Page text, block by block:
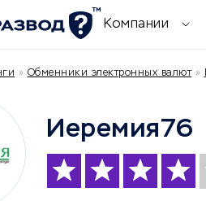
Компании
» Обменники электронных валют»
Иеремия76